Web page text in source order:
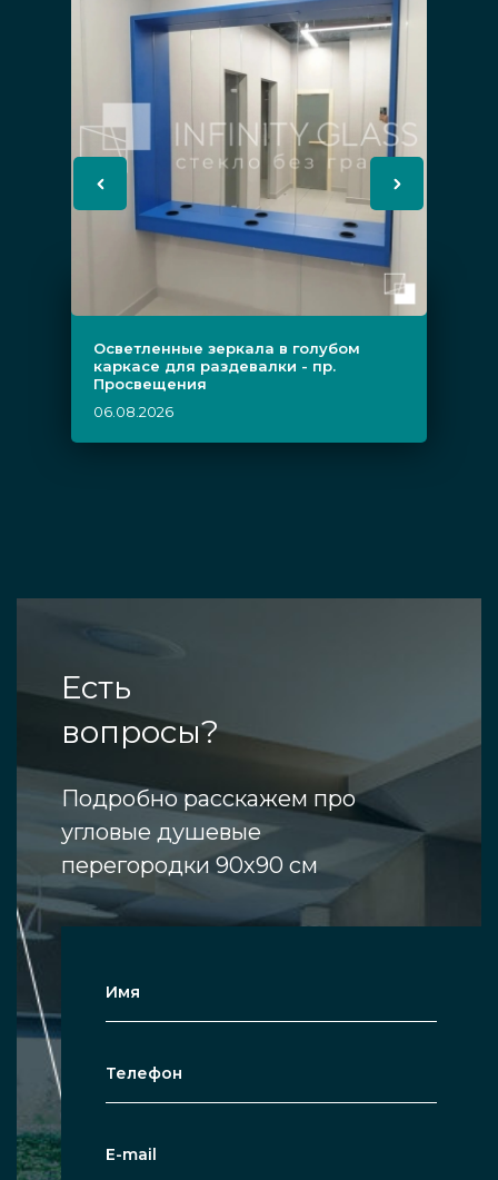
Осветленные зеркала в голубом
каркасе для раздевалки - пр.
Просвещения
06.08.2026
Есть
вопросы?
Подробно расскажем про
угловые душевые
перегородки 90х90 см